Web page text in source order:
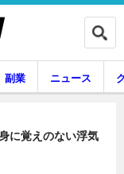
副業 ニュース
に覚えのない浮気